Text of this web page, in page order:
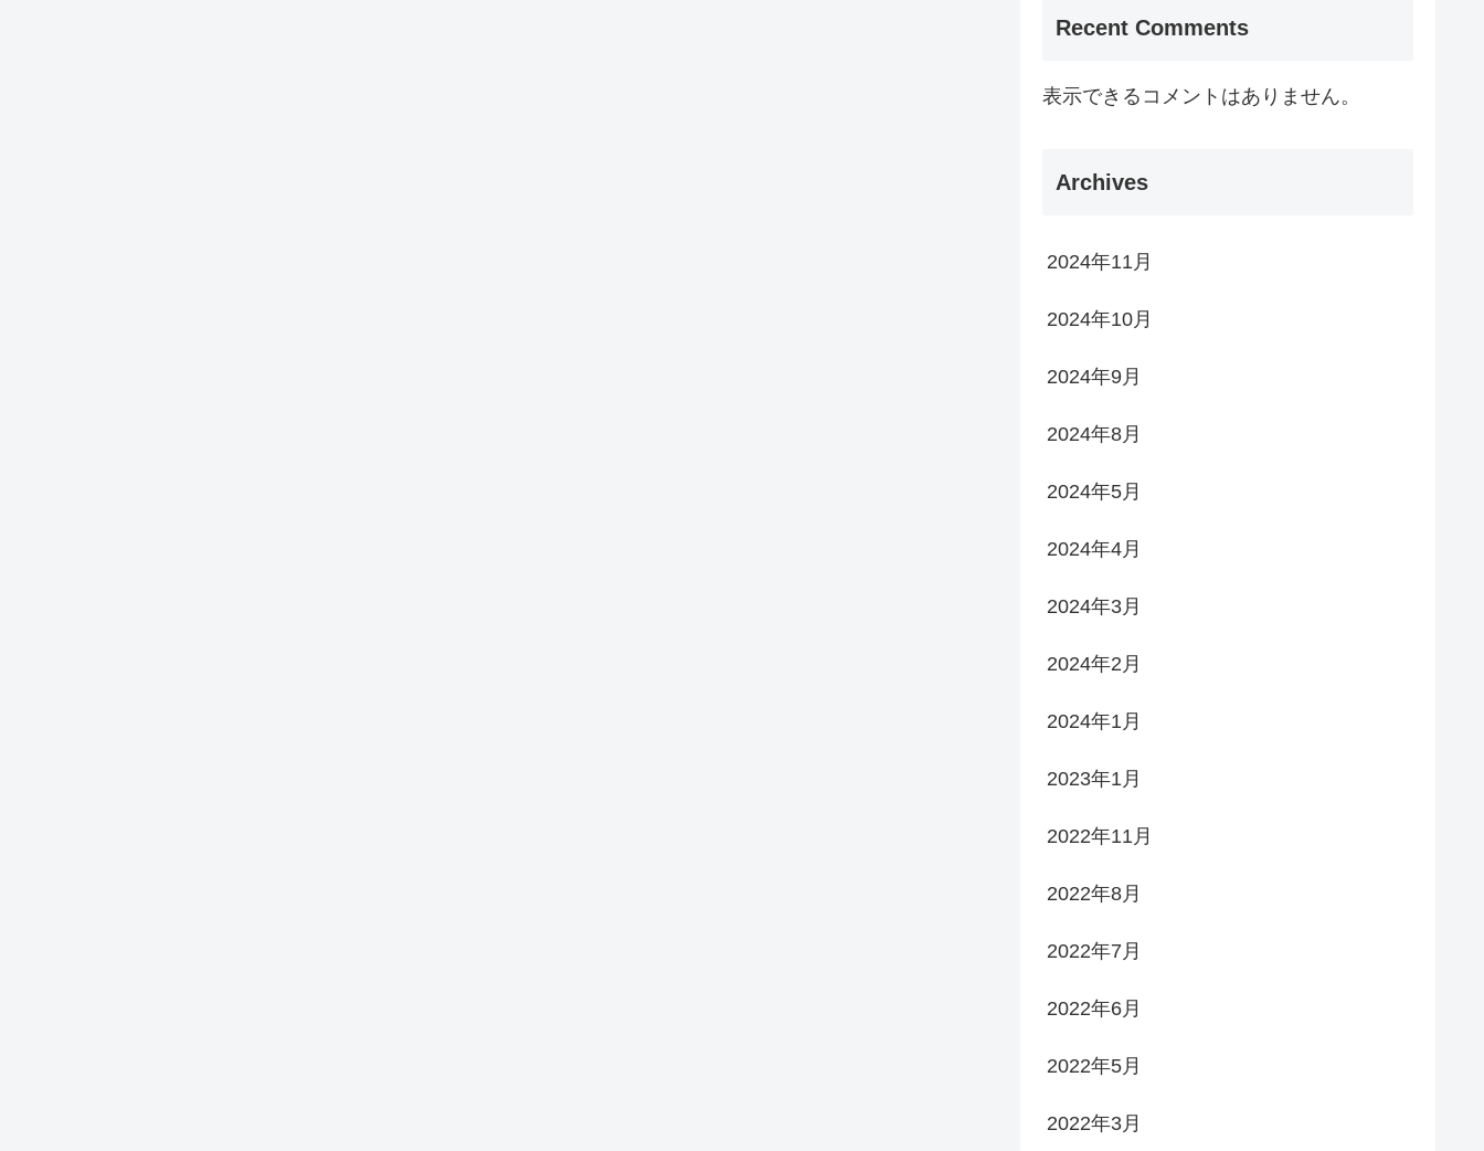
Recent Comments
表示できるコメントはありません。
Archives
2024年11月
2024年10月
2024年9月
2024年8月
2024年5月
2024年4月
2024年3月
2024年2月
2024年1月
2023年1月
2022年11月
2022年8月
2022年7月
2022年6月
2022年5月
2022年3月